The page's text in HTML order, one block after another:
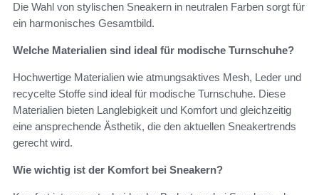
Die Wahl von stylischen Sneakern in neutralen Farben sorgt für
ein harmonisches Gesamtbild.
Welche Materialien sind ideal für modische Turnschuhe?
Hochwertige Materialien wie atmungsaktives Mesh, Leder und
recycelte Stoffe sind ideal für modische Turnschuhe. Diese
Materialien bieten Langlebigkeit und Komfort und gleichzeitig
eine ansprechende Ästhetik, die den aktuellen Sneakertrends
gerecht wird.
Wie wichtig ist der Komfort bei Sneakern?